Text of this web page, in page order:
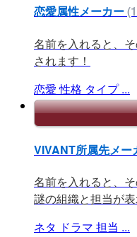
恋愛属性メーカー
名前を入れると、
されます！
恋愛 性格 タイプ ...
VIVANT所属先メー
名前を入れると、
謎の組織と担当が
ネタ ドラマ 担当 ...